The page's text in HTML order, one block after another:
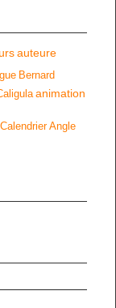
auteure
Bernard
animation
Calendrier Angle